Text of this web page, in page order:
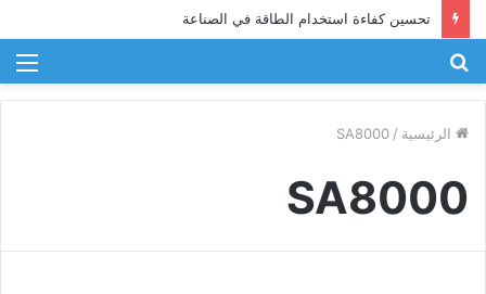
تحسين كفاءة استخدام الطاقة في الصناعة
الرئيسية /
SA8000
SA8000